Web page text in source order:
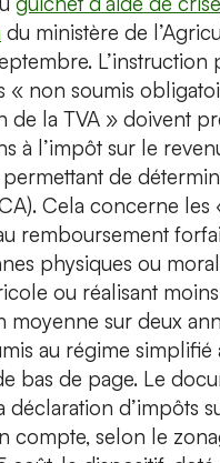
du ministère de
L’instruction
« non soumis
de la TVA » doivent
à l’impôt sur le
permettant de
Cela concerne les
remboursement
physiques ou
ou réalisant
moyenne sur deux
au régime
bas de page. Le
déclaration d’impôts
compte, selon le